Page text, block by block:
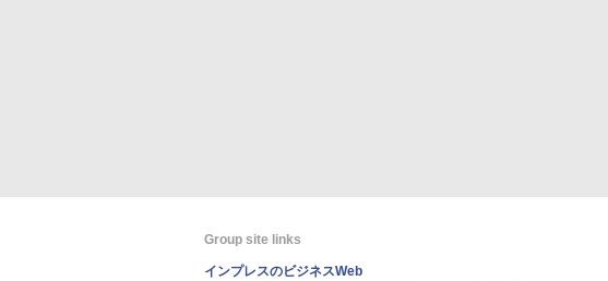
Group site links
インプレスのビジネスWeb